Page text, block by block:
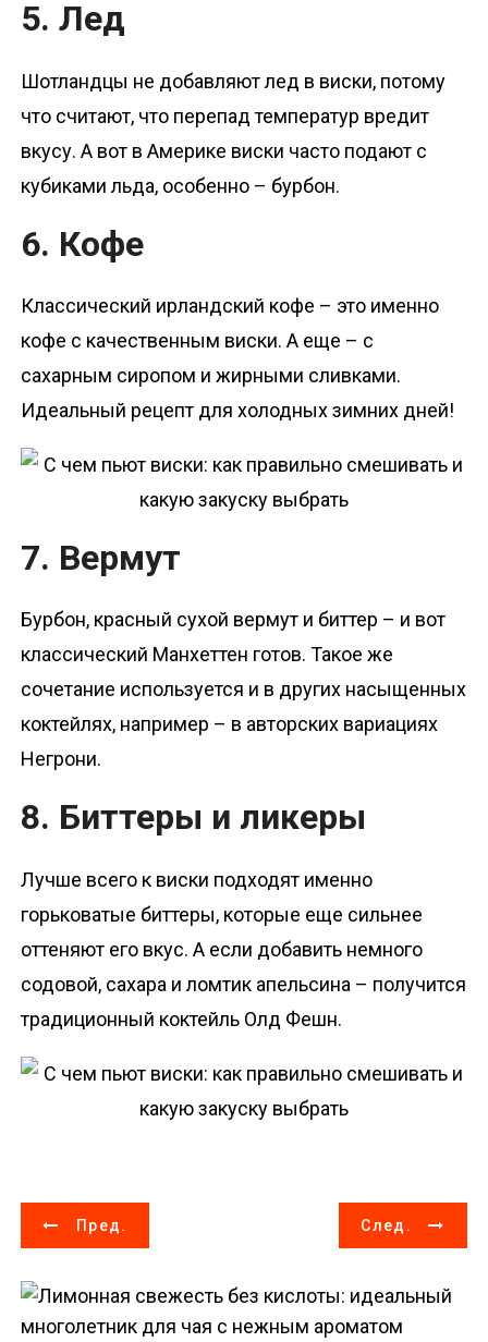
5. Лед
Шотландцы не добавляют лед в виски, потому
что считают, что перепад температур вредит
вкусу. А вот в Америке виски часто подают с
кубиками льда, особенно – бурбон.
6. Кофе
Классический ирландский кофе – это именно
кофе с качественным виски. А еще – с
сахарным сиропом и жирными сливками.
Идеальный рецепт для холодных зимних дней!
7. Вермут
Бурбон, красный сухой вермут и биттер – и вот
классический Манхеттен готов. Такое же
сочетание используется и в других насыщенных
коктейлях, например – в авторских вариациях
Негрони.
8. Биттеры и ликеры
Лучше всего к виски подходят именно
горьковатые биттеры, которые еще сильнее
оттеняют его вкус. А если добавить немного
содовой, сахара и ломтик апельсина – получится
традиционный коктейль Олд Фешн.
Н
а
в
Пред. След.